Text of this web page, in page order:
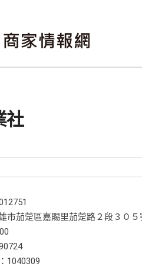
社
市茄萣區嘉賜里茄萣路２段３０５
1040309